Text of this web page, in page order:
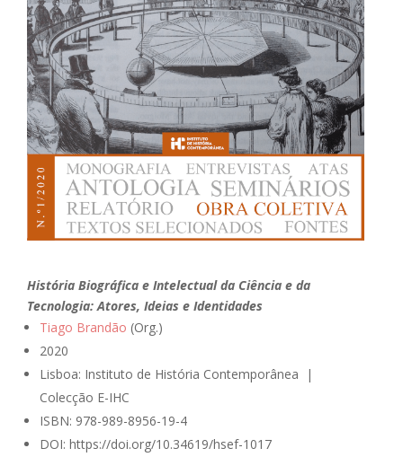
História Biográfica e Intelectual da Ciência e da
Tecnologia: Atores, Ideias e Identidades
Tiago Brandão (Org.)
2020
Lisboa: Instituto de História Contemporânea |
Colecção E-IHC
ISBN: 978-989-8956-19-4
DOI: https://doi.org/10.34619/hsef-1017